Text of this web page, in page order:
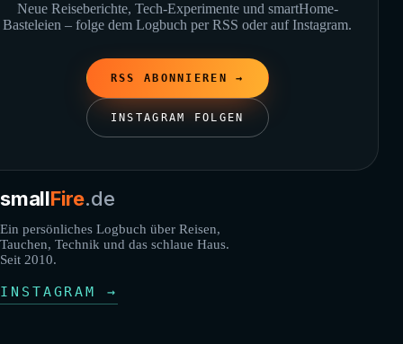
Neue Reiseberichte, Tech-Experimente und smartHome-
Basteleien – folge dem Logbuch per RSS oder auf Instagram.
RSS ABONNIEREN →
INSTAGRAM FOLGEN
smallFire.de
Ein persönliches Logbuch über Reisen,
Tauchen, Technik und das schlaue Haus.
Seit 2010.
INSTAGRAM →